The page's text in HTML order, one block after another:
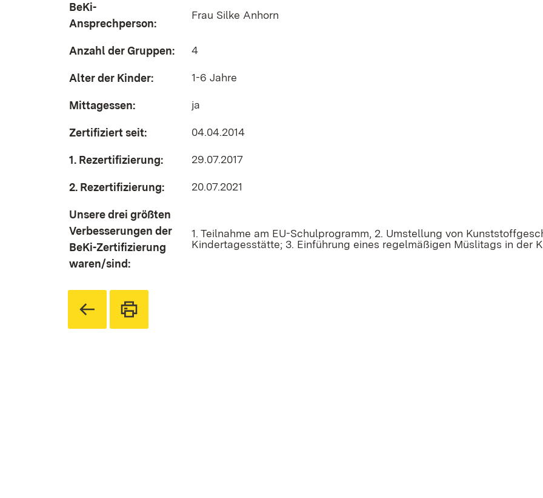
BeKi-
Ansprechperson:
Frau Silke Anhorn
Anzahl der Gruppen: 4
Alter der Kinder: 1-6 Jahre
Mittagessen: ja
Zertifiziert seit: 04.04.2014
1. Rezertifizierung: 29.07.2017
2. Rezertifizierung: 20.07.2021
Unsere drei größten
Verbesserungen der
BeKi-Zertifizierung
waren/sind:
1. Teilnahme am EU-Schulprogramm, 2. Umstellung von
Kindertagesstätte; 3. Einführung eines regelmäßigen Müslitags in der